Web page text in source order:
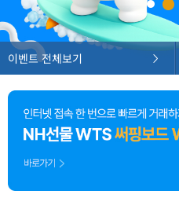
이벤트 전체보기